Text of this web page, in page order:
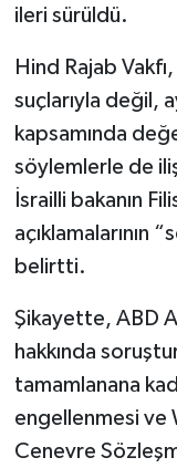
ileri sürüldü.
Hind Rajab
suçlarıyla değil,
kapsamında
söylemlerle de
İsrailli bakanın
açıklamalarının
belirtti.
Şikayette, ABD
hakkında
tamamlanana
engellenmesi ve
Cenevre